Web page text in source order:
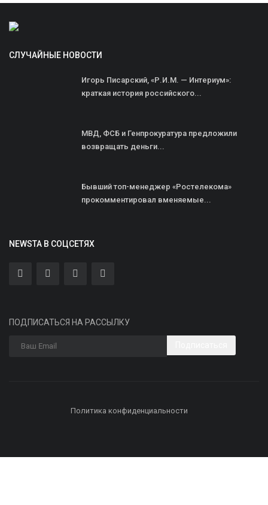
СЛУЧАЙНЫЕ НОВОСТИ
Игорь Писарский, «Р.И.М. — Интериум»:
краткая история российского...
МВД, ФСБ и Генпрокуратура предложили
возвращать деньги...
Бывший топ-менеджер «Ростелекома»
прокомментировал вменяемые...
NEWSTA В СОЦСЕТЯХ
ПОДПИСАТЬСЯ НА РАССЫЛКУ
Политика конфиденциальности